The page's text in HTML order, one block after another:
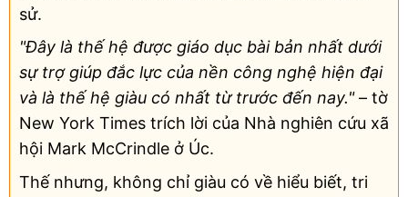
sử.
"Đây là thế hệ được giáo dục bài bản nhất dưới
sự trợ giúp đắc lực của nền công nghệ hiện đại
và là thế hệ giàu có nhất từ trước đến nay."– tờ
New York Times trích lời của Nhà nghiên cứu xã
hội Mark McCrindle ở Úc.
Thế nhưng, không chỉ giàu có về hiểu biết, tri